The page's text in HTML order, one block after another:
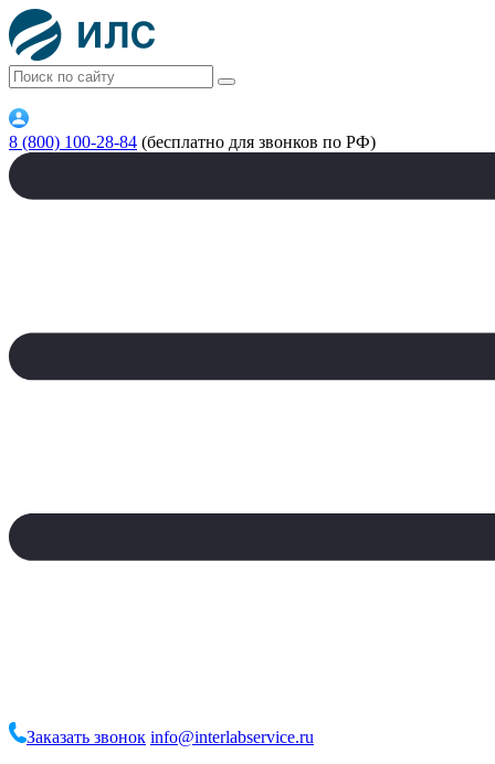
8 (800) 100-28-84 (бесплатно для звонков по РФ)
Заказать звонок info@interlabservice.ru